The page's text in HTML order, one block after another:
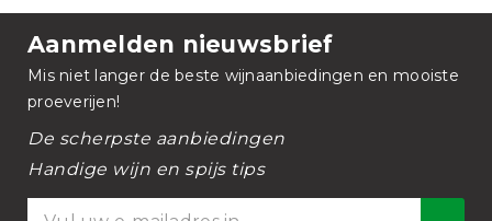
Aanmelden nieuwsbrief
Mis niet langer de beste wijnaanbiedingen en mooiste
proeverijen!
De scherpste aanbiedingen
Handige wijn en spijs tips